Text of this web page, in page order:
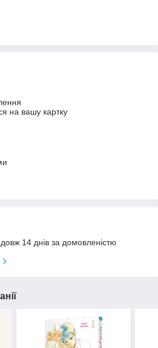
на вашу картку
14 днів за домовленістю